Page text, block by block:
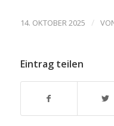
14. OKTOBER 2025 /
Eintrag teilen